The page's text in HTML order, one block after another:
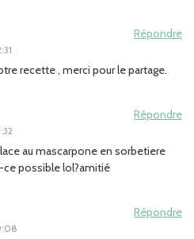
Répondre
recette , merci pour le partage.
Répondre
au mascarpone en sorbetiere
possible lol?amitié
Répondre